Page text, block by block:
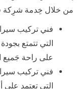
من خلال خِدمة شرِكة
فني تركيب
التي تتمتع
على راحة جَميع
فني تركيب
التي تعتمد